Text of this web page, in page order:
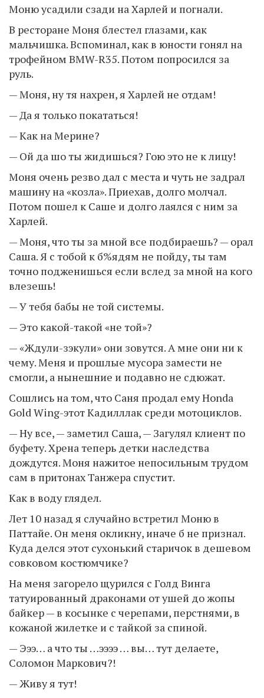
Моню усадили сзади на Харлей и погнали.
В ресторане Моня блестел глазами, как
мальчишка. Вспоминал, как в юности гонял на
трофейном BMW-R35. Потом попросился за
руль.
— Моня, ну тя нахрен, я Харлей не отдам!
— Да я только покататься!
— Как на Мерине?
— Ой да шо ты жидишься? Гою это не к лицу!
Моня очень резво дал с места и чуть не задрал
машину на «козла». Приехав, долго молчал.
Потом пошел к Саше и долго лаялся с ним за
Харлей.
— Моня, что ты за мной все подбираешь? — орал
Саша. Я с тобой к б%ядям не пойду, ты там
точно подженишься если вслед за мной на кого
влезешь!
— У тебя бабы не той системы.
— Это какой-такой «не той»?
— «Ждули-зэкули» они зовутся. А мне они ни к
чему. Меня и прошлые мусора замести не
смогли, а нынешние и подавно не сдюжат.
Сошлись на том, что Саня продал ему Honda
Gold Wing-этот Кадилллак среди мотоциклов.
— Ну все, — заметил Саша, — Загулял клиент по
буфету. Хрена теперь детки наследства
дождутся. Моня нажитое непосильным трудом
сам в притонах Танжера спустит.
Как в воду глядел.
Лет 10 назад я случайно встретил Моню в
Паттайе. Он меня окликну, иначе б не признал.
Куда делся этот сухонький старичок в дешевом
совковом костюмчике?
На меня загорело щурился с Голд Винга
татуированный драконами от ушей до жопы
байкер — в косынке с черепами, перстнями, в
кожаной жилетке и с тайкой за спиной.
— Эээ… а что ты …ээээ … вы… тут делаете,
Соломон Маркович?!
— Живу я тут!